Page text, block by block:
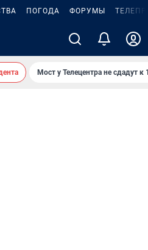
ПОГОДА ФОРУМЫ
Мост у Телецентра не сдадут к